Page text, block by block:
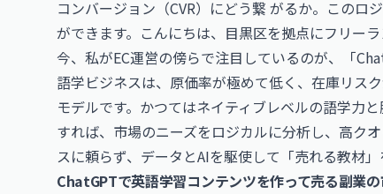
コンバージョン（CVR）にどう繋 がるか。このロ
ができます。こんにちは、目黒区を拠点にフリー
今、私がEC運営の傍らで注目しているのが、「
語学ビジネスは、原価率が極めて低く、在庫リス
モデルです。かつてはネイティブレベルの語学力
すれば、市場のニーズをロジカルに分析し、高ク
スに頼らず、データとAIを駆使して「売れる教材
ChatGPTで英語学習コンテンツを作って売る副業